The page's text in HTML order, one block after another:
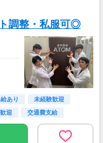
調整・私服可◎
あり
未経験歓迎
迎 交通費支給